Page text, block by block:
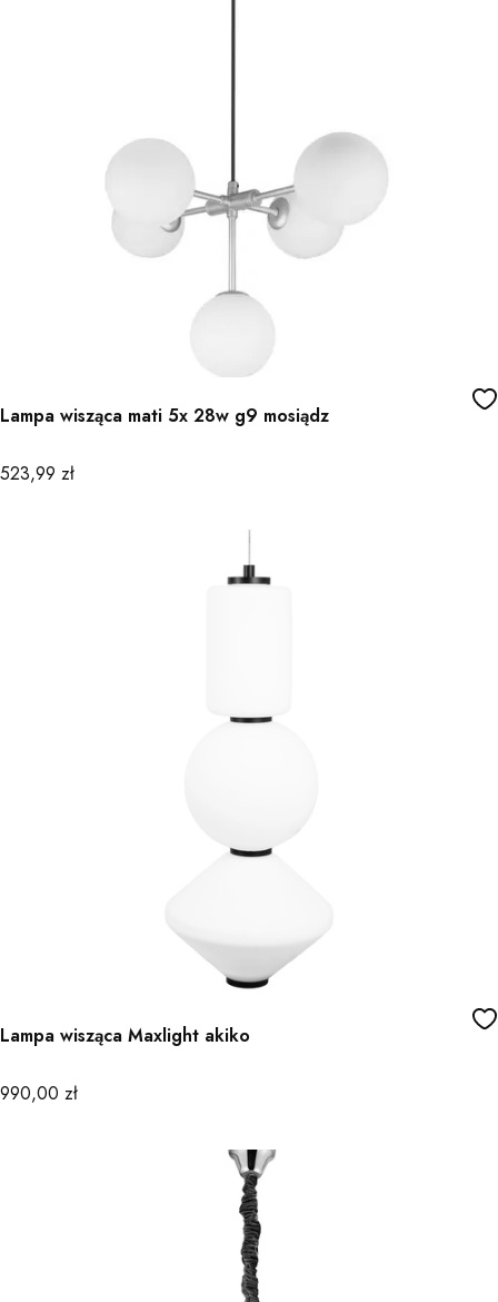
Lampa wisząca mati 5x 28w g9 mosiądz
Cena
523,99 zł
Lampa wisząca Maxlight akiko
Cena
990,00 zł